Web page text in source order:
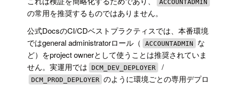
の常用を推奨するものではありません。
公式DocsのCI/CDベストプラクティスでは、本番環境
ではgeneral administratorロール（
ACCOUNTADMIN
な
ど）をproject ownerとして使うことは推奨されていま
せん。実運用では
DCM_DEV_DEPLOYER /
DCM_PROD_DEPLOYER のように環境ごとの専用デプロ